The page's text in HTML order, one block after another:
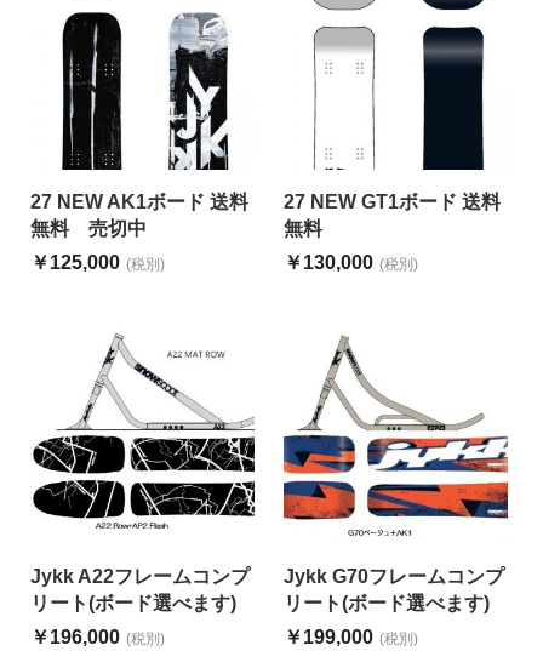
27 NEW AK1ボード 送料
無料 売切中
￥125,000 (税別)
27 NEW GT1ボード 送料
無料
￥130,000 (税別)
Jykk A22フレームコンプ
リート(ボード選べます)
￥196,000 (税別)
Jykk G70フレームコンプ
リート(ボード選べます)
￥199,000 (税別)